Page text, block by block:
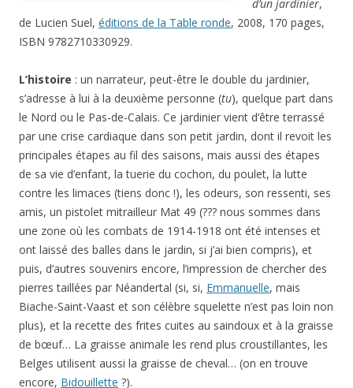
d’un jardinier,
de Lucien Suel, éditions de la Table ronde, 2008, 170 pages,
ISBN 9782710330929.
L’histoire : un narrateur, peut-être le double du jardinier,
s’adresse à lui à la deuxième personne (tu), quelque part dans
le Nord ou le Pas-de-Calais. Ce jardinier vient d’être terrassé
par une crise cardiaque dans son petit jardin, dont il revoit les
principales étapes au fil des saisons, mais aussi des étapes
de sa vie d’enfant, la tuerie du cochon, du poulet, la lutte
contre les limaces (tiens donc !), les odeurs, son ressenti, ses
amis, un pistolet mitrailleur Mat 49 (??? nous sommes dans
une zone où les combats de 1914-1918 ont été intenses et
ont laissé des balles dans le jardin, si j’ai bien compris), et
puis, d’autres souvenirs encore, l’impression de chercher des
pierres taillées par Néandertal (si, si, Emmanuelle, mais
Biache-Saint-Vaast et son célèbre squelette n’est pas loin non
plus), et la recette des frites cuites au saindoux et à la graisse
de bœuf… La graisse animale les rend plus croustillantes, les
Belges utilisent aussi la graisse de cheval… (on en trouve
encore, Bidouillette ?).